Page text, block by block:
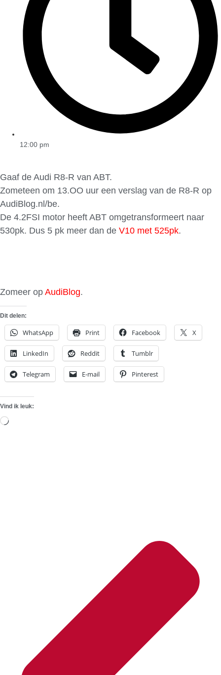
12:00 pm
Gaaf de Audi R8-R van ABT.
Zometeen om 13.OO uur een verslag van de R8-R op
AudiBlog.nl/be.
De 4.2FSI motor heeft ABT omgetransformeert naar
530pk. Dus 5 pk meer dan de V10 met 525pk.
Zomeer op AudiBlog.
Dit delen:
WhatsApp Print Facebook X
LinkedIn Reddit Tumblr
Telegram E-mail Pinterest
Vind ik leuk:
Aan